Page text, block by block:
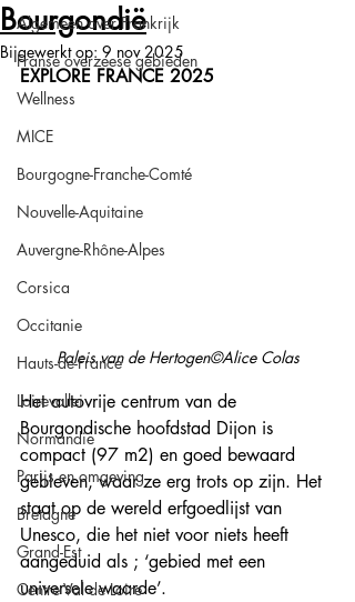
Algemeen over Frankrijk
Franse overzeese gebieden
Wellness
MICE
Bourgogne-Franche-Comté
Nouvelle-Aquitaine
Auvergne-Rhône-Alpes
Corsica
Occitanie
Hauts-de-France
Loirevallei
Normandie
Parijs en omgeving
Bretagne
Grand-Est
Centre Val de Loire
Bourgondië
Bijgewerkt op: 9 nov 2025
EXPLORE FRANCE 2025
Paleis van de Hertogen©Alice Colas
Het autovrije centrum van de
Bourgondische hoofdstad Dijon is
compact (97 m2) en goed bewaard
gebleven, waar ze erg trots op zijn. Het
staat op de wereld erfgoedlijst van
Unesco, die het niet voor niets heeft
aangeduid als ; ‘gebied met een
universele waarde’.